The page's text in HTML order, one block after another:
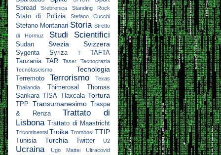
Spread
Srebrenica Standing Rock
Stato di Polizia Stefano Cucchi
Stefano Montanari Storia Stretto
di Hormuz
Studi Scientifici
Sudan Svezia Svizzera
Sygenta Syriza T
TAFTA
Tanzania
TAR Taser
Tecnocrazia
Tecnofascismo
Tecnologia
Terremoto Terrorismo
Texas
Thailandia
Thimerosal
Thomas
Sankara
TISA Tlaxcala Tortura
TPP Transumanesimo
Traspa
& Renza
Trattato di
Lisbona
Trattato di Maastricht
Tricontinental Troika Trombosi TTIP
Tunisia Turchia Twitter U2
Ucraina Ugo Mattei Ultracovid